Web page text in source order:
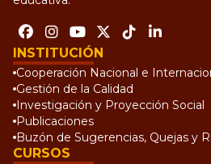
INSTITUCIÓN
Cooperación Nacional e
Gestión de la Calidad
Investigación y Proyección Social
Publicaciones
Buzón de Sugerencias, Quejas y
CURSOS